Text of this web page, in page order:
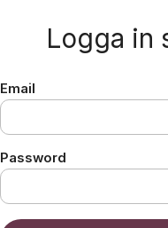
Logga in
Email
Password